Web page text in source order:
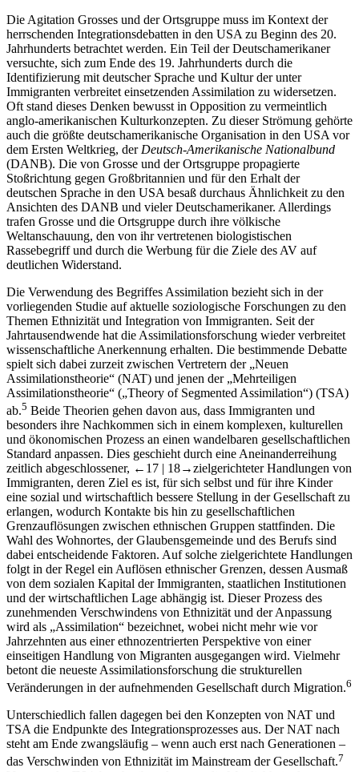
Die Agitation Grosses und der Ortsgruppe muss im Kontext der
herrschenden Integrationsdebatten in den USA zu Beginn des 20.
Jahrhunderts betrachtet werden. Ein Teil der Deutschamerikaner
versuchte, sich zum Ende des 19. Jahrhunderts durch die
Identifizierung mit deutscher Sprache und Kultur der unter
Immigranten verbreitet einsetzenden Assimilation zu widersetzen.
Oft stand dieses Denken bewusst in Opposition zu vermeintlich
anglo-amerikanischen Kulturkonzepten. Zu dieser Strömung gehörte
auch die größte deutschamerikanische Organisation in den USA vor
dem Ersten Weltkrieg, der Deutsch-Amerikanische Nationalbund
(DANB). Die von Grosse und der Ortsgruppe propagierte
Stoßrichtung gegen Großbritannien und für den Erhalt der
deutschen Sprache in den USA besaß durchaus Ähnlichkeit zu den
Ansichten des DANB und vieler Deutschamerikaner. Allerdings
trafen Grosse und die Ortsgruppe durch ihre völkische
Weltanschauung, den von ihr vertretenen biologistischen
Rassebegriff und durch die Werbung für die Ziele des AV auf
deutlichen Widerstand.
Die Verwendung des Begriffes Assimilation bezieht sich in der
vorliegenden Studie auf aktuelle soziologische Forschungen zu den
Themen Ethnizität und Integration von Immigranten. Seit der
Jahrtausendwende hat die Assimilationsforschung wieder verbreitet
wissenschaftliche Anerkennung erhalten. Die bestimmende Debatte
spielt sich dabei zurzeit zwischen Vertretern der „Neuen
Assimilationstheorie“ (NAT) und jenen der „Mehrteiligen
Assimilationstheorie“ („Theory of Segmented Assimilation“) (TSA)
ab.5 Beide Theorien gehen davon aus, dass Immigranten und
besonders ihre Nachkommen sich in einem komplexen, kulturellen
und ökonomischen Prozess an einen wandelbaren gesellschaftlichen
Standard anpassen. Dies geschieht durch eine Aneinanderreihung
zeitlich abgeschlossener, ←17 | 18→zielgerichteter Handlungen von
Immigranten, deren Ziel es ist, für sich selbst und für ihre Kinder
eine sozial und wirtschaftlich bessere Stellung in der Gesellschaft zu
erlangen, wodurch Kontakte bis hin zu gesellschaftlichen
Grenzauflösungen zwischen ethnischen Gruppen stattfinden. Die
Wahl des Wohnortes, der Glaubensgemeinde und des Berufs sind
dabei entscheidende Faktoren. Auf solche zielgerichtete Handlungen
folgt in der Regel ein Auflösen ethnischer Grenzen, dessen Ausmaß
von dem sozialen Kapital der Immigranten, staatlichen Institutionen
und der wirtschaftlichen Lage abhängig ist. Dieser Prozess des
zunehmenden Verschwindens von Ethnizität und der Anpassung
wird als „Assimilation“ bezeichnet, wobei nicht mehr wie vor
Jahrzehnten aus einer ethnozentrierten Perspektive von einer
einseitigen Handlung von Migranten ausgegangen wird. Vielmehr
betont die neueste Assimilationsforschung die strukturellen
Veränderungen in der aufnehmenden Gesellschaft durch Migration.6
Unterschiedlich fallen dagegen bei den Konzepten von NAT und
TSA die Endpunkte des Integrationsprozesses aus. Der NAT nach
steht am Ende zwangsläufig – wenn auch erst nach Generationen –
das Verschwinden von Ethnizität im Mainstream der Gesellschaft.7